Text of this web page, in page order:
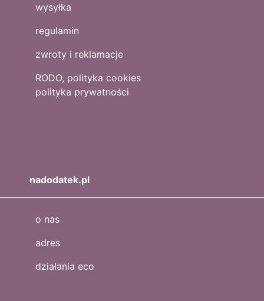
wysyłka
regulamin
zwroty i reklamacje
RODO, polityka cookies
polityka prywatności
nadodatek.pl
o nas
adres
działania eco